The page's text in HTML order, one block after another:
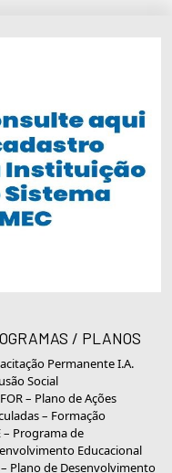
/ PLANOS
Permanente I.A.
Social
– Plano de Ações
– Formação
– Programa de
Educacional
– Plano de Desenvolvimento